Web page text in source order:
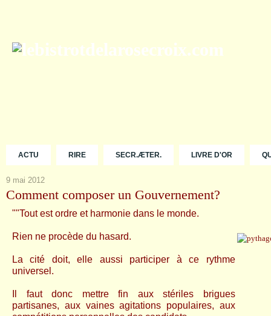
ACTU RIRE SECR.ÆTER. LIVRE D'OR
9 mai 2012
Comment composer un Gouvernement?
""Tout est ordre et harmonie dans le monde.
Rien ne procède du hasard.
La cité doit, elle aussi participer à ce rythme
universel.
Il faut donc mettre fin aux stériles brigues
partisanes, aux vaines agitations populaires, aux